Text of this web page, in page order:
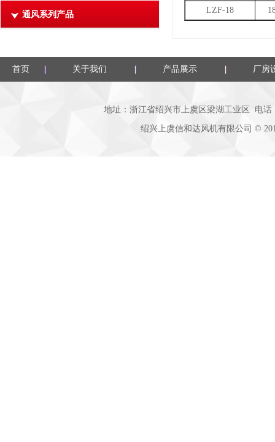
通风系列产品 LZF-18
首页 关于我们 产品展示 厂房
地址：浙江省绍兴市上虞区梁湖工业区 电
绍兴上虞信和达风机有限公司 ©